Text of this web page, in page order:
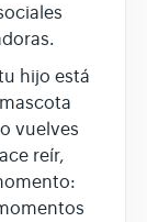
hijo está
vuelves
reír,